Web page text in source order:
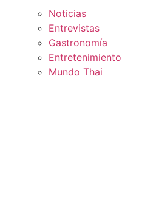
Noticias
Entrevistas
Gastronomía
Entretenimiento
Mundo Thai